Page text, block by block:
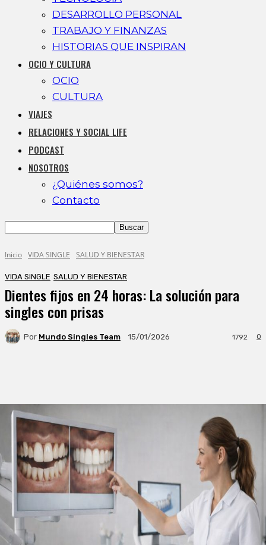
DESARROLLO PERSONAL
TRABAJO Y FINANZAS
HISTORIAS QUE INSPIRAN
OCIO Y CULTURA
OCIO
CULTURA
VIAJES
RELACIONES Y SOCIAL LIFE
PODCAST
NOSOTROS
¿Quiénes somos?
Contacto
Inicio VIDA SINGLE SALUD Y BIENESTAR
VIDA SINGLE SALUD Y BIENESTAR
Dientes fijos en 24 horas: La solución para
singles con prisas
Por Mundo Singles Team 15/01/2026 0
1792